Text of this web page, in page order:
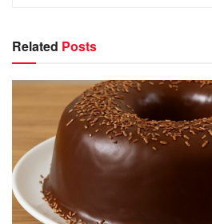
Related Posts